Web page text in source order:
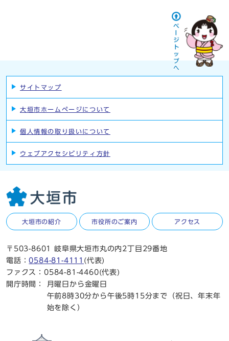
サイトマップ
大垣市ホームページについて
個人情報の取り扱いについて
ウェブアクセシビリティ方針
大垣市の紹介 市役所のご案内 アクセス
〒503-8601 岐阜県大垣市丸の内2丁目29番地
電話：0584-81-4111 (代表)
ファクス：0584-81-4460(代表)
開庁時間：
月曜日から金曜日
午前8時30分から午後5時15分まで（祝日、年末年
始を除く）